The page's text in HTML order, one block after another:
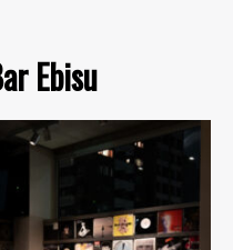
Ebisu